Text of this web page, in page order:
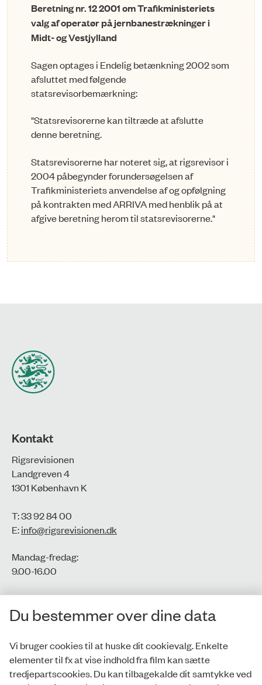
Beretning nr. 12 2001 om Trafikministeriets
valg af operatør på jernbanestrækninger i
Midt- og Vestjylland
Sagen optages i Endelig betænkning 2002 som
afsluttet med følgende
statsrevisorbemærkning:
"Statsrevisorerne kan tiltræde at afslutte
denne beretning.
Statsrevisorerne har noteret sig, at rigsrevisor i
2004 påbegynder forundersøgelsen af
Trafikministeriets anvendelse af og opfølgning
på kontrakten med ARRIVA med henblik på at
afgive beretning herom til statsrevisorerne."
Kontakt
Rigsrevisionen
Landgreven 4
1301 København K
T: 33 92 84 00
E:info@rigsrevisionen.dk
Mandag-fredag:
9.00-16.00​
CVR-nr.: 77806113
EAN-nr.: 5798000016002
Privatlivspolitik
Du bestemmer over dine data
Vi bruger cookies til at huske dit cookievalg. Enkelte
elementer til fx at vise indhold fra film kan sætte
tredjepartscookies. Du kan tilbagekalde dit samtykke ved